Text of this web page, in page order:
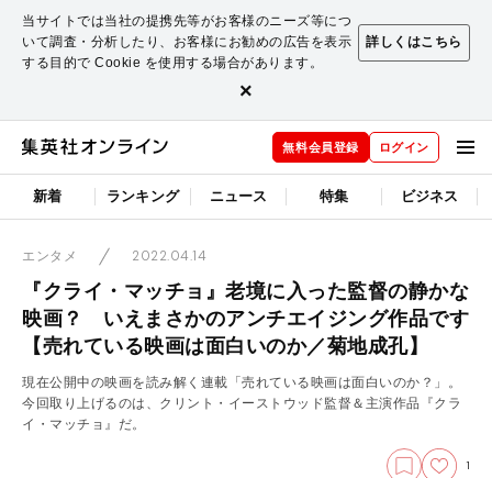
当サイトでは当社の提携先等がお客様のニーズ等につ
いて調査・分析したり、お客様にお勧めの広告を表示
する目的で Cookie を使用する場合があります。
詳しくはこちら
×
無料会員登録 ログイン
新着 ランキング ニュース 特集 ビジネス
エンタメ 2022.04.14
『クライ・マッチョ』老境に入った監督の静かな
映画？ いえまさかのアンチエイジング作品です
【売れている映画は面白いのか／菊地成孔】
現在公開中の映画を読み解く連載「売れている映画は面白いのか？」。
今回取り上げるのは、クリント・イーストウッド監督＆主演作品『クラ
イ・マッチョ』だ。
1